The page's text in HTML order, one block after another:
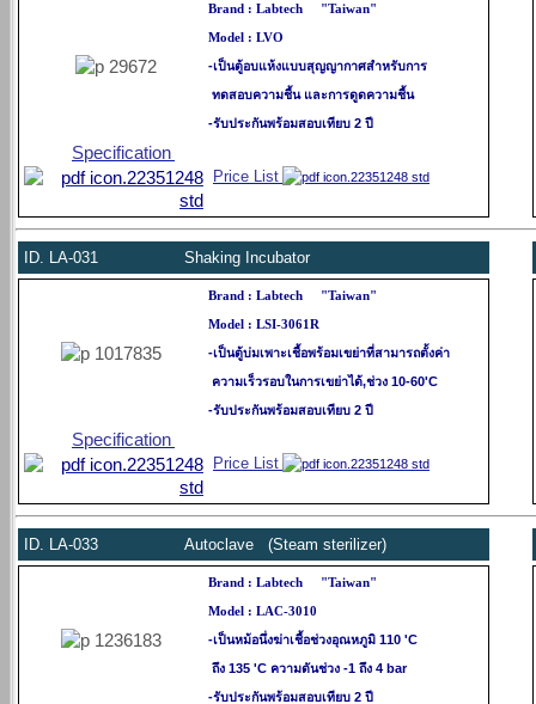
Brand : Labtech "Taiwan"
Model : LVO
-เป็นตู้อบแห้งแบบสุญญากาศสำหรับการ
ทดสอบความชื้น และการดูดความชื้น
-รับประกันพร้อมสอบเทียบ 2 ปี
Specification
Price List
ID. LA-031 Shaking Incubator
Brand : Labtech "Taiwan"
Model : LSI-3061R
-เป็นตู้บ่มเพาะเชื้อพร้อมเขย่าที่สามารถตั้งค่า
ความเร็วรอบในการเขย่าได้,ช่วง 10-60'C
-รับประกันพร้อมสอบเทียบ 2 ปี
Specification
Price List
ID. LA-033 Autoclave (Steam sterilizer)
Brand : Labtech "Taiwan"
Model : LAC-3010
-เป็นหม้อนึ่งฆ่าเชื้อช่วงอุณหภูมิ 110 'C
ถึง 135 'C ความดันช่วง -1 ถึง 4 bar
-รับประกันพร้อมสอบเทียบ 2 ปี